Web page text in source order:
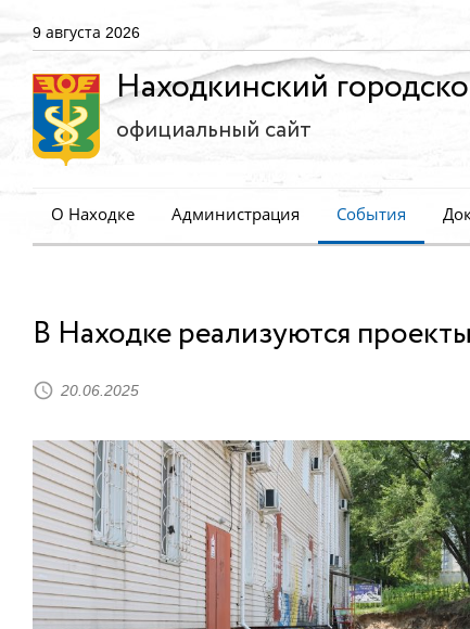
9 августа 2026
Находкинский
официальный сайт
О Находке Администрация События
В Находке реализуются
20.06.2025